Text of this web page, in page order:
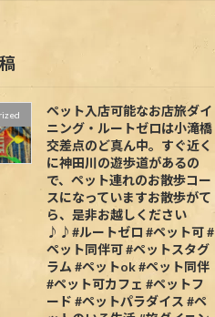
ペット入店可能なお店旅ダイ
ニング・ルートゼロは小滝橋
交差点のど真ん中。すぐ近く
に神田川の遊歩道があるの
で、ペット連れのお散歩コー
スになっていますお散歩がて
ら、是非お越しください
♪♪#ルートゼロ #ペット可 #
ペット同伴可 #ペットスタグ
ラム #ペットok #ペット同伴
#ペット可カフェ #ペットフ
ード #ペットパラダイス #ペ